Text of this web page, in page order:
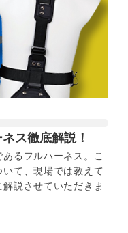
ス徹底解説！
るフルハーネス。こ
て、現場では教えて
説させていただきま